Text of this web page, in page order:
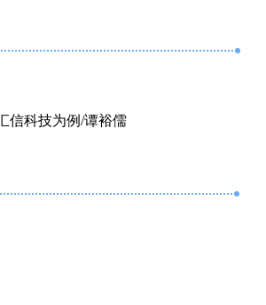
信科技为例/谭裕儒